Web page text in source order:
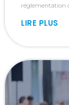
réglementation
LIRE PLUS